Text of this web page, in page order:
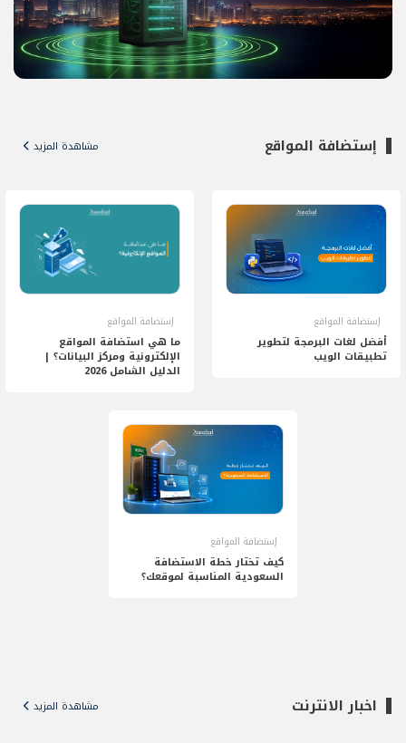
إستضافة المواقع مشاهدة المزيد
إستضافة المواقع
أفضل لغات البرمجة لتطوير
تطبيقات الويب
إستضافة المواقع
ما هي استضافة المواقع
الإلكترونية ومركز البيانات؟ |
الدليل الشامل 2026
إستضافة المواقع
كيف تختار خطة الاستضافة
السعودية المناسبة لموقعك؟
اخبار الانترنت مشاهدة المزيد